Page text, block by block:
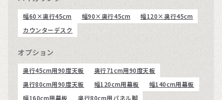
幅60×奥行45cm 幅90×奥行45cm
幅120×奥行45cm
カウンターデスク
オプション
奥行45cm用90度天板
奥行71cm用90度天板
奥行80cm用90度天板
幅120cm用幕板
幅140cm用幕板
幅160cm用幕板
奥行80cm用パネル脚